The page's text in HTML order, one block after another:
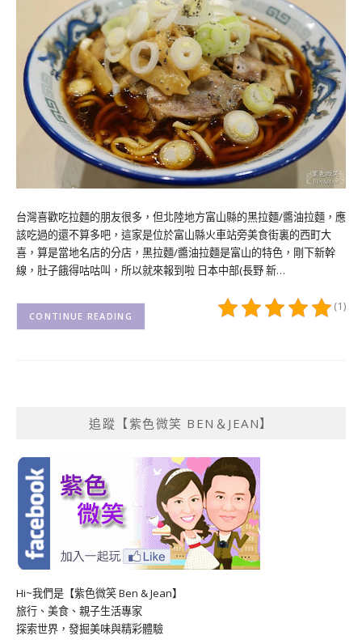
台灣喜歡吃拉麵的朋友很多，但北陸地方富山縣的黑拉麵/醬油拉麵，應
該吃過的還不算多吧，這家是位於富山縣火車站旁美食街裏的西町大
喜，算是當地名店的分店，黑拉麵/醬油拉麵是富山的特色，剛下新幹
線，肚子餓得咕咕叫，所以就來報到啦 日本中部(長野 新…
(1)
CONTINUE READING
追蹤【紫色微笑 BEN＆JEAN】
Hi~我們是【紫色微笑 Ben & Jean】
旅行、美食、親子生活專家
探索世界，發掘美味與精彩體驗